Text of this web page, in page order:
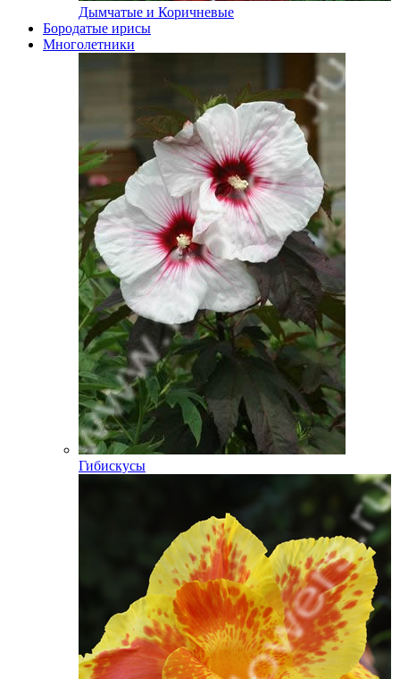
Дымчатые и Коричневые
Бородатые ирисы
Многолетники
Гибискусы